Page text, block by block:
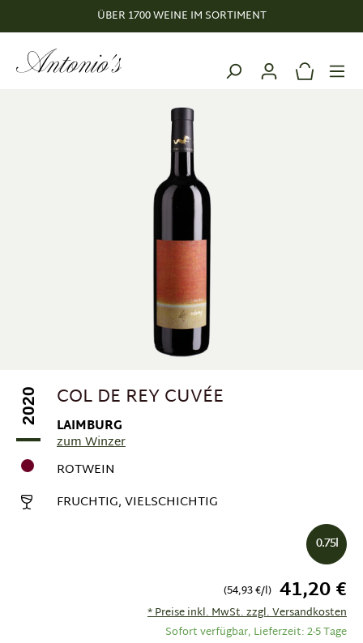
ÜBER 1700 WEINE IM SORTIMENT
2020 COL DE REY CUVÉE
LAIMBURG
zum Winzer
ROTWEIN
FRUCHTIG, VIELSCHICHTIG
41,20 €
(54,93 €/l)
* Preise inkl. MwSt. zzgl. Versandkosten
Sofort verfügbar, Lieferzeit: 2-5 Tage
0.75l